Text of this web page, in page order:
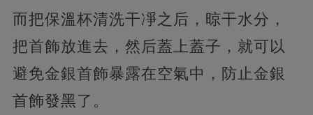
而把保溫杯清洗干凈之后，晾干水分，
把首飾放進去，然后蓋上蓋子，就可以
避免金銀首飾暴露在空氣中，防止金銀
首飾發黑了。